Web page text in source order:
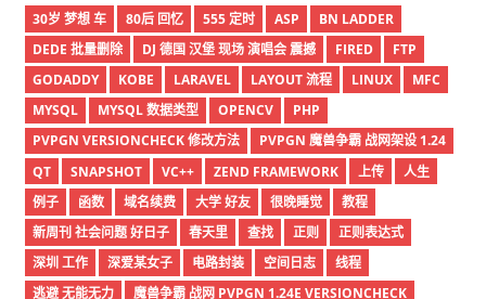
30岁 梦想 车 80后 回忆 555 定时 ASP
BN LADDER
DEDE 批量删除
DJ 德国 汉堡 现场 演唱会 震撼 FIRED
FTP
GODADDY
KOBE LARAVEL LAYOUT 流程 LINUX
MFC
MYSQL
MYSQL 数据类型 OPENCV
PHP
PVPGN VERSIONCHECK 修改方法
PVPGN 魔兽争霸 战网架设 1.24
QT
SNAPSHOT VC++ ZEND FRAMEWORK 上传
人生
例子
函数 域名续费 大学 好友 很晚睡觉
教程
新周刊 社会问题 好日子
春天里 查找 正则
正则表达式
深圳 工作
深爱某女子 电路封装 空间日志
线程
逃避 无能无力
魔兽争霸 战网 PVPGN 1.24E VERSIONCHECK